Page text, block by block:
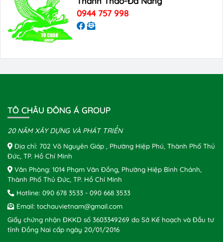
0944 757 998
TÔ CHÂU ĐÔNG Á GROUP
20 NĂM XÂY DỰNG VÀ PHÁT TRIỂN
Địa chỉ: 702 Võ Nguyên Giáp , Phường Hiệp Phú, Thành Phố Thủ
Đức, TP. Hồ Chí Minh
Văn Phòng: 1014 Phạm Văn Đồng, Phường Hiệp Bình Chánh,
Thành Phố Thủ Đức, TP. Hồ Chí Minh
Hotline: 090 678 3533 - 090 668 3533
Email: tochauvietnam@gmail.com
Giấy chứng nhận ĐKKD số 3603349269 do Sở Kế hoạch và Đầu tư
tỉnh Đồng Nai cấp ngày 20/01/2016